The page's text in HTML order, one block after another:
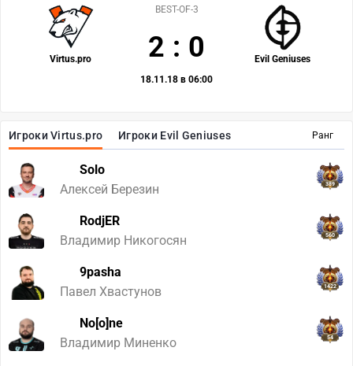
Ранг
Игроки Virtus.pro Игроки Evil Geniuses
Solo
Алексей Березин
389
RodjER
Владимир Никогосян
560
9pasha
Павел Хвастунов
1422
No[o]ne
Владимир Миненко
54
Virtus.pro Evil Geniuses
BEST-OF-3
2 : 0
18.11.18 в 06:00